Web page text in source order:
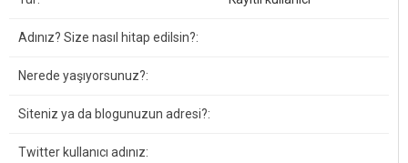
Adınız? Size nasıl hitap edilsin?:
Nerede yaşıyorsunuz?:
Siteniz ya da blogunuzun adresi?:
Twitter kullanıcı adınız: